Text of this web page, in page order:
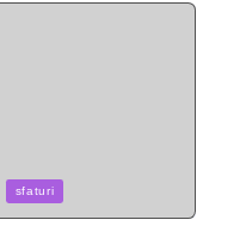
sfaturi